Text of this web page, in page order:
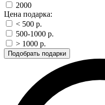
2000
Цена подарка:
< 500 p.
500-1000 p.
> 1000 p.